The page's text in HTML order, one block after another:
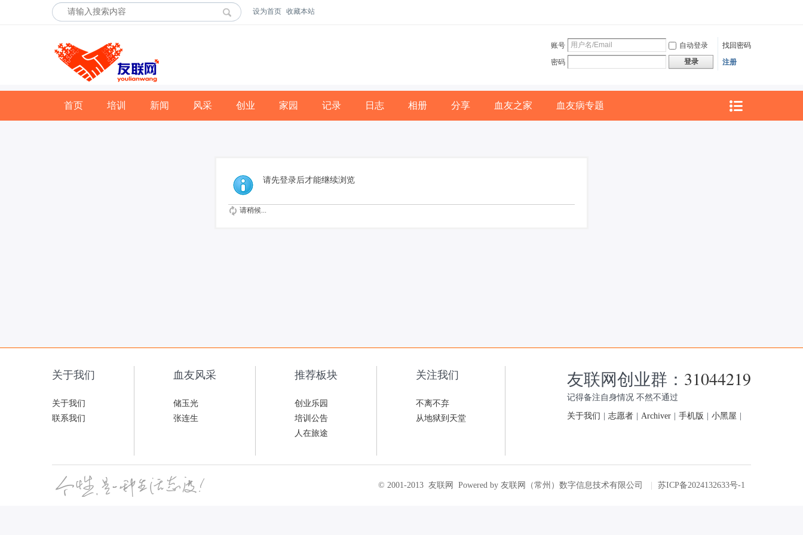
设为首页 收藏本站
账号 自动登录
找回密码
密码
登录 注册
首页 培训 新闻 风采 创业 家园 记录 日志 相册 分享 血友之家 血友病专题
请先登录后才能继续浏览
请稍候...
关于我们
关于我们
联系我们
血友风采
储玉光
张连生
推荐板块
创业乐园
培训公告
人在旅途
关注我们
不离不弃
从地狱到天堂
友联网创业群： 31044219
记得备注自身情况 不然不通过
关于我们 志愿者 Archiver 手机版 小黑屋
© 2001-2013 友联网 Powered by 友联网（常州）数字信息技术有限公司 苏ICP备2024132633号-1